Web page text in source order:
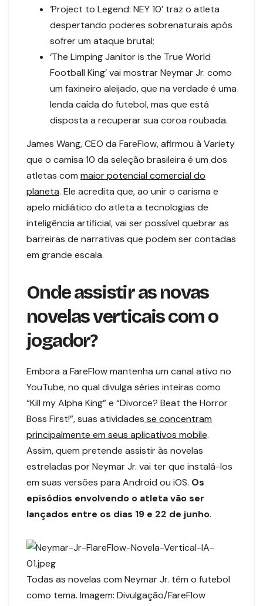
‘Project to Legend: NEY 10’ traz o atleta
despertando poderes sobrenaturais após
sofrer um ataque brutal;
‘The Limping Janitor is the True World
Football King’ vai mostrar Neymar Jr. como
um faxineiro aleijado, que na verdade é uma
lenda caída do futebol, mas que está
disposta a recuperar sua coroa roubada.
James Wang, CEO da FareFlow, afirmou à Variety
que o camisa 10 da seleção brasileira é um dos
atletas com maior potencial comercial do
planeta. Ele acredita que, ao unir o carisma e
apelo midiático do atleta a tecnologias de
inteligência artificial, vai ser possível quebrar as
barreiras de narrativas que podem ser contadas
em grande escala.
Onde assistir as novas
novelas verticais com o
jogador?
Embora a FareFlow mantenha um canal ativo no
YouTube, no qual divulga séries inteiras como
“Kill my Alpha King” e “Divorce? Beat the Horror
Boss First!”, suas atividades se concentram
principalmente em seus aplicativos mobile.
Assim, quem pretende assistir às novelas
estreladas por Neymar Jr. vai ter que instalá-los
em suas versões para Android ou iOS. Os
episódios envolvendo o atleta vão ser
lançados entre os dias 19 e 22 de junho.
Todas as novelas com Neymar Jr. têm o futebol
como tema. Imagem: Divulgação/FareFlow